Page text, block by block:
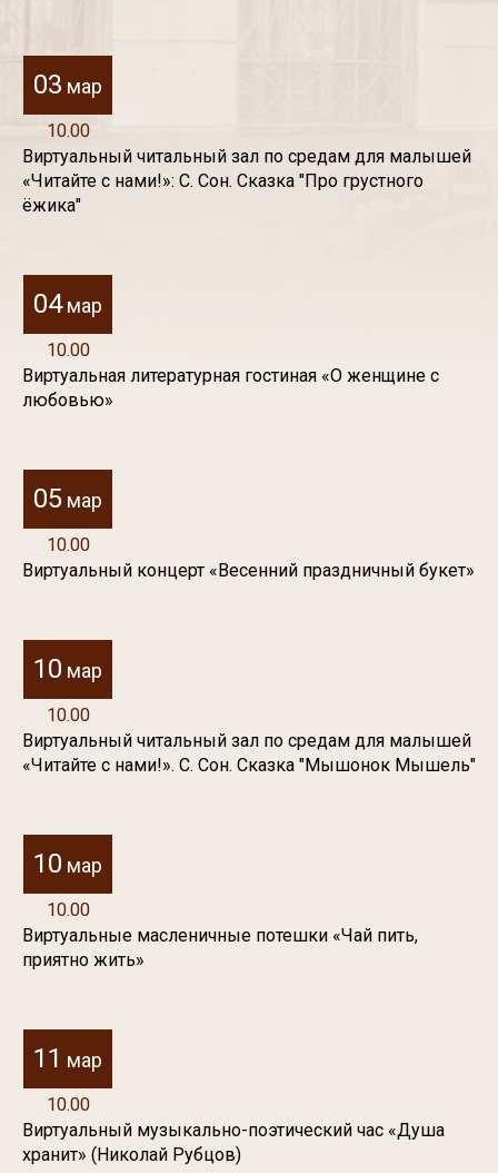
03 мар
10.00
Виртуальный читальный зал по средам для малышей
«Читайте с нами!»: С. Сон. Сказка "Про грустного
ёжика"
04мар
10.00
Виртуальная литературная гостиная «О женщине с
любовью»
05 мар
10.00
Виртуальный концерт «Весенний праздничный букет»
10 мар
10.00
Виртуальный читальный зал по средам для малышей
«Читайте с нами!». С. Сон. Сказка "Мышонок Мышель"
10 мар
10.00
Виртуальные масленичные потешки «Чай пить,
приятно жить»
11 мар
10.00
Виртуальный музыкально-поэтический час «Душа
хранит» (Николай Рубцов)